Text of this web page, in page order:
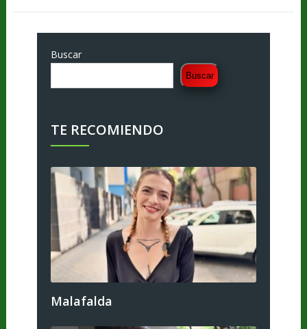
Buscar
Buscar
TE RECOMIENDO
Malafalda